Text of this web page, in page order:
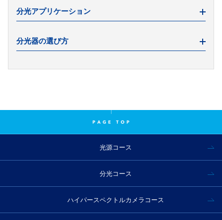
蛍光測定とは
全反射測定法（ATR法）とは
反射測定とは
透過測定とは
分光分析に必要な機材
スペクトル解析の手順
スペクトル解析とは
部分的最小二乗回帰(PLS)で成分を定量化
分光アプリケーション
油の劣化測定
色検査とは
分光測色計でデジタル色見本
紙の水分量測定
クロロフィル測定とは？
偽造防止印刷とは？
近赤外分光で繊維選別
分光器の選び方
光源コース
分光コース
ハイパースペクトルカメラコース